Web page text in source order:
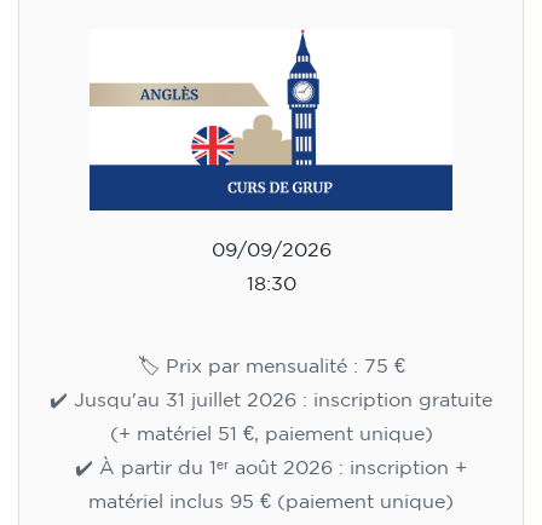
09/09/2026
18:30
🏷️ Prix par mensualité : 75 €
✔️ Jusqu'au 31 juillet 2026 : inscription gratuite
(+ matériel 51 €, paiement unique)
✔️ À partir du 1ᵉʳ août 2026 : inscription +
matériel inclus 95 € (paiement unique)